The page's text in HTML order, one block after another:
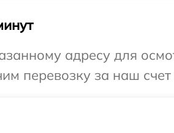
адресу для
перевозку за наш